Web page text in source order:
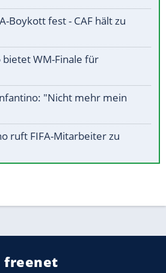
Boykott fest - CAF hält zu
WM-Finale für
"Nicht mehr mein
ruft FIFA-Mitarbeiter zu
freenet